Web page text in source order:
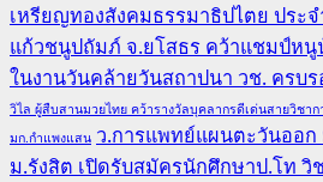
เหรียญทองสังคมธรรมาธิปไตย ประ
แก้วชนูปถัมภ์ จ.ยโสธร คว้าแชมป์หนู
ในงานวันคล้ายวันสถาปนา วช. ครบร
วิไล ผู้สืบสานมวยไทย คว้ารางวัลบุคลากรดีเด่นสายวิชา
มก.กำแพงแสน ว.การแพทย์แผนตะวันออก
ม.รังสิต เปิดรับสมัครนักศึกษาป.โท วิ